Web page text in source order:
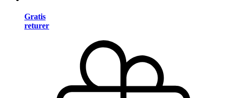
Gratis
returer